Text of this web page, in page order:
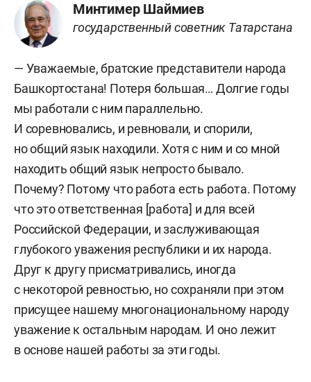
Минтимер Шаймиев
государственный советник Татарстана
— Уважаемые, братские представители народа
Башкортостана! Потеря большая… Долгие годы
мы работали с ним параллельно.
И соревновались, и ревновали, и спорили,
но общий язык находили. Хотя с ним и со мной
находить общий язык непросто бывало.
Почему? Потому что работа есть работа. Потому
что это ответственная [работа] и для всей
Российской Федерации, и заслуживающая
глубокого уважения республики и их народа.
Друг к другу присматривались, иногда
с некоторой ревностью, но сохраняли при этом
присущее нашему многонациональному народу
уважение к остальным народам. И оно лежит
в основе нашей работы за эти годы.